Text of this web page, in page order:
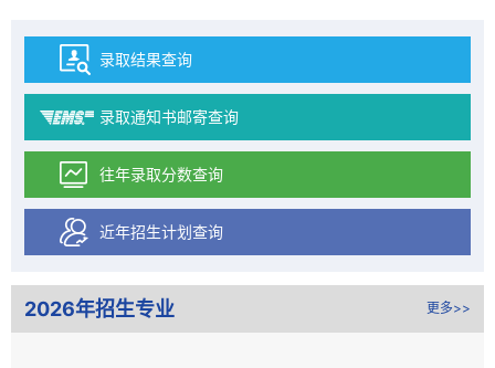
录取结果查询
录取通知书邮寄查询
往年录取分数查询
近年招生计划查询
2026年招生专业 更多>>